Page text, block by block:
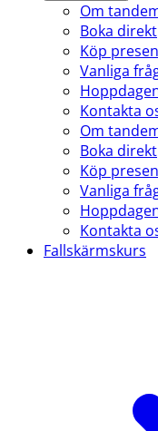
Om
Boka direkt
Köp
Vanliga
Kontakta
Om
Boka direkt
Köp
Vanliga
Kontakta
Fallskärmskurs